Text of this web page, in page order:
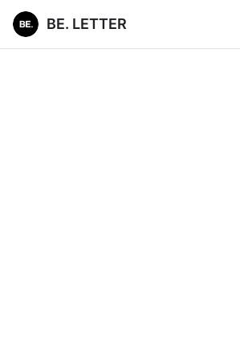
BE. LETTER